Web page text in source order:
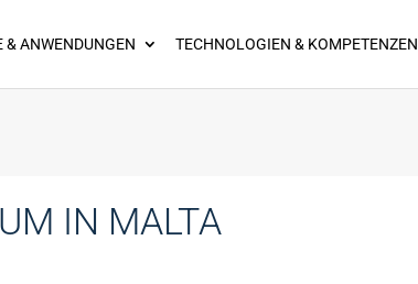
& ANWENDUNGEN TECHNOLOGIEN & KOMPETENZEN
IN MALTA